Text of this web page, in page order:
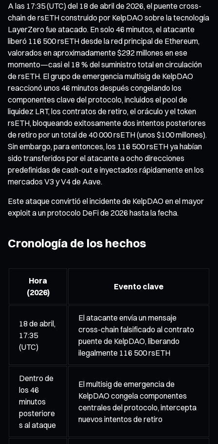
A las 17:35 (UTC) del 18 de abril de 2026, el puente cross-
chain de rsETH construido por KelpDAO sobre la tecnología
LayerZero fue atacado. En solo 46 minutos, el atacante
liberó 116 500 rsETH desde la red principal de Ethereum,
valorados en aproximadamente $292 millones en ese
momento—casi el 18 % del suministro total en circulación
de rsETH. El grupo de emergencia multisig de KelpDAO
reaccionó unos 46 minutos después congelando los
componentes clave del protocolo, incluidos el pool de
liquidez LRT, los contratos de retiro, el oráculo y el token
rsETH, bloqueando exitosamente dos intentos posteriores
de retiro por un total de 40 000 rsETH (unos $100 millones).
Sin embargo, para entonces, los 116 500 rsETH ya habían
sido transferidos por el atacante a ocho direcciones
predefinidas de cash-out e inyectados rápidamente en los
mercados V3 y V4 de Aave.
Este ataque convirtió el incidente de KelpDAO en el mayor
exploit a un protocolo DeFi de 2026 hasta la fecha.
Cronología de los hechos
Hora
(2026)
Evento clave
18 de abril,
17:35
(UTC)
El atacante envía un mensaje
cross-chain falsificado al contrato
puente de KelpDAO, liberando
ilegalmente 116 500 rsETH
Dentro de
los 46
minutos
posteriore
s al ataque
El multisig de emergencia de
KelpDAO congela componentes
centrales del protocolo, intercepta
nuevos intentos de retiro